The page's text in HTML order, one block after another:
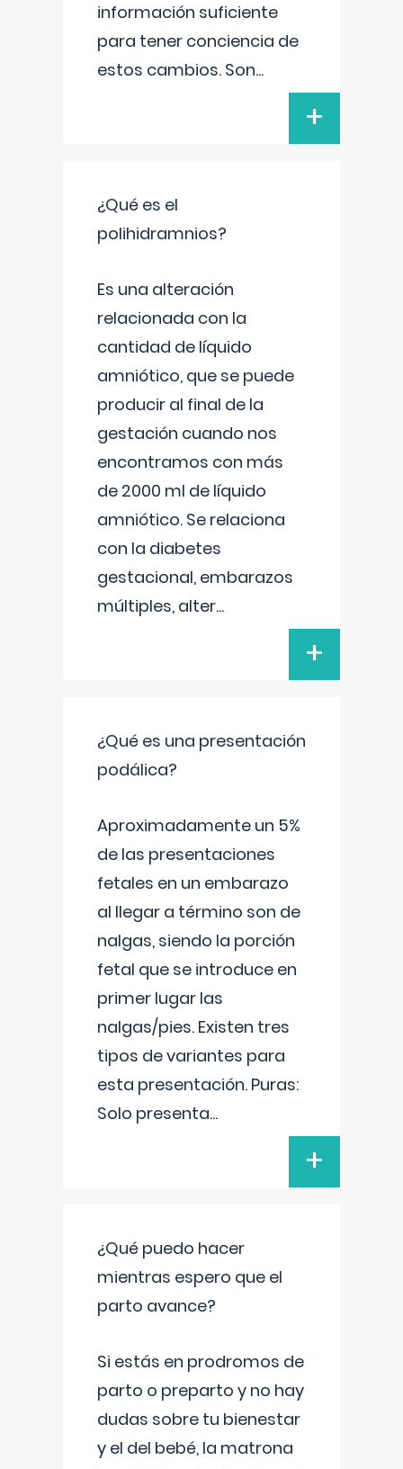
información suficiente
para tener conciencia de
estos cambios. Son...
+
¿Qué es el
polihidramnios?
Es una alteración
relacionada con la
cantidad de líquido
amniótico, que se puede
producir al final de la
gestación cuando nos
encontramos con más
de 2000 ml de líquido
amniótico. Se relaciona
con la diabetes
gestacional, embarazos
múltiples, alter...
+
¿Qué es una presentación
podálica?
Aproximadamente un 5%
de las presentaciones
fetales en un embarazo
al llegar a término son de
nalgas, siendo la porción
fetal que se introduce en
primer lugar las
nalgas/pies. Existen tres
tipos de variantes para
esta presentación. Puras:
Solo presenta...
+
¿Qué puedo hacer
mientras espero que el
parto avance?
Si estás en prodromos de
parto o preparto y no hay
dudas sobre tu bienestar
y el del bebé, la matrona